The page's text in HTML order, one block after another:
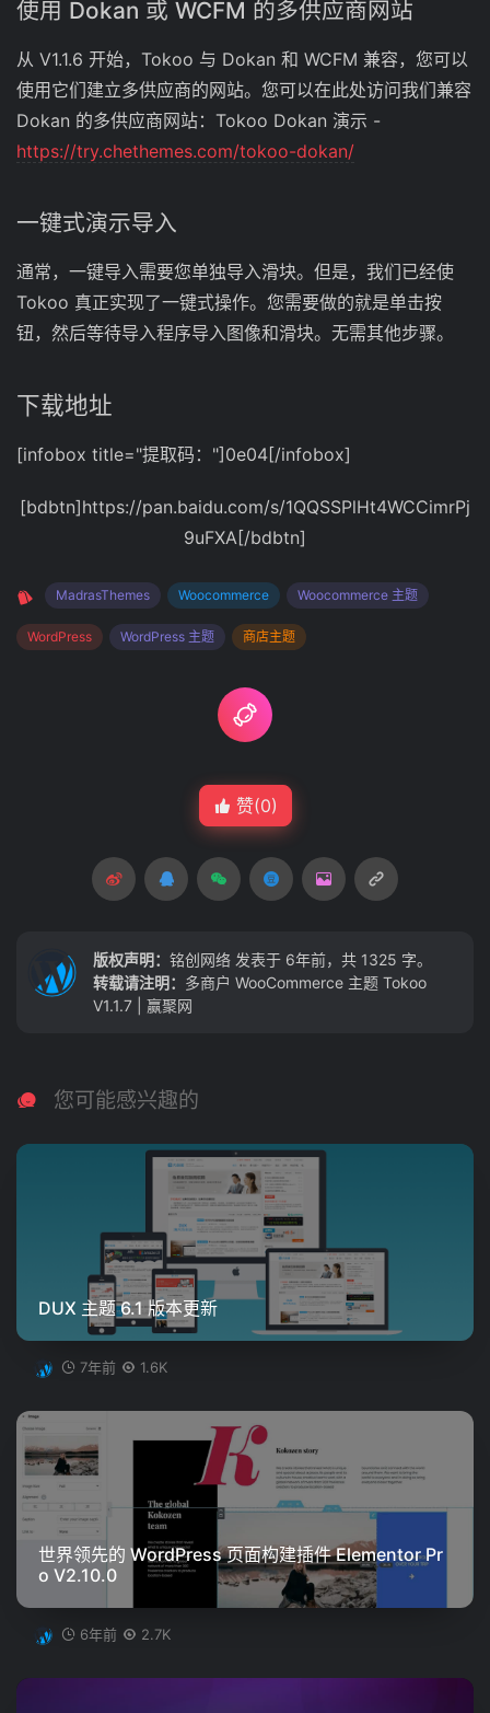
使用 Dokan 或 WCFM 的多供应商网站
从 V1.1.6 开始，Tokoo 与 Dokan 和 WCFM 兼容，您可以
使用它们建立多供应商的网站。您可以在此处访问我们兼容
Dokan 的多供应商网站：Tokoo Dokan 演示 -
https://try.chethemes.com/tokoo-dokan/
一键式演示导入
通常，一键导入需要您单独导入滑块。但是，我们已经使
Tokoo 真正实现了一键式操作。您需要做的就是单击按
钮，然后等待导入程序导入图像和滑块。无需其他步骤。
下载地址
[infobox title="提取码："]0e04[/infobox]
[bdbtn]https://pan.baidu.com/s/1QQSSPlHt4WCCimrPj
9uFXA[/bdbtn]
MadrasThemes Woocommerce Woocommerce 主题
WordPress WordPress 主题 商店主题
赞(0)
版权声明： 铭创网络 发表于 6年前，共 1325 字。
转载请注明： 多商户 WooCommerce 主题 Tokoo
V1.1.7 | 赢聚网
您可能感兴趣的
DUX 主题 6.1 版本更新
7年前 1.6K
世界领先的 WordPress 页面构建插件 Elementor Pr
o V2.10.0
6年前 2.7K